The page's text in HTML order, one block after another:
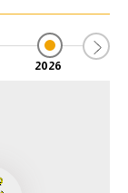
الدوري الفرنسي
دوري أبطال
2026